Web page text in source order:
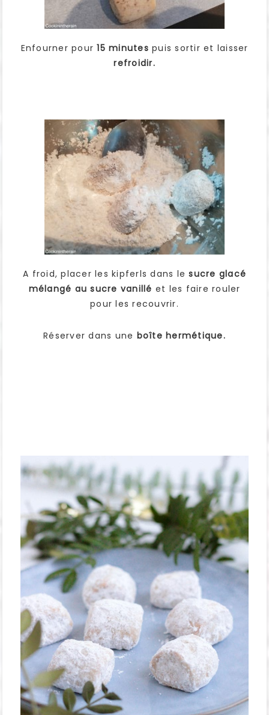
Enfourner pour15 minutes puis sortir et laisser
refroidir.
A froid, placer les kipferls dans lesucre glacé
mélangé au sucre vanillé et les faire rouler
pour les recouvrir.
Réserver dans une boîte hermétique.